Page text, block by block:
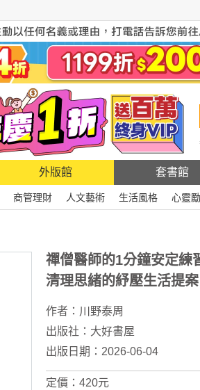
外版館 套書館
商管理財 人文藝術 生活風格 心靈
禪僧醫師的1分鐘安定練
清理思緒的紓壓生活提案
作者： 川野泰周
出版社： 大好書屋
出版日期：2026-06-04
定價：420元